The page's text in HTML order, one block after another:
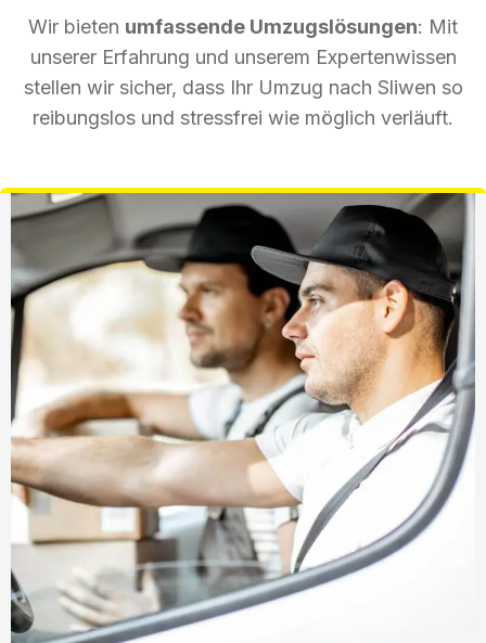
Wir bieten umfassende Umzugslösungen: Mit
unserer Erfahrung und unserem Expertenwissen
stellen wir sicher, dass Ihr Umzug nach Sliwen so
reibungslos und stressfrei wie möglich verläuft.